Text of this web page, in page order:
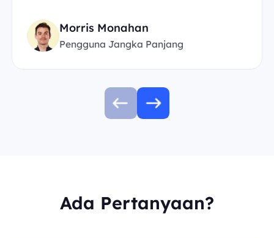
Morris Monahan
Pengguna Jangka Panjang
Ada Pertanyaan?